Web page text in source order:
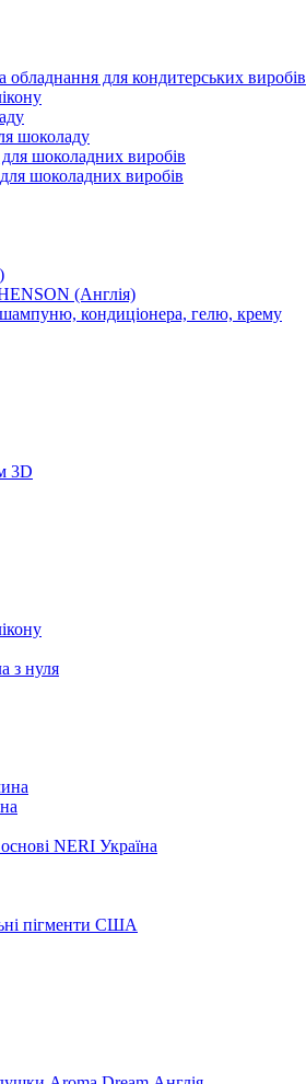
обладнання для кондитерських виробів
шоколаду
шоколадних виробів
шоколадних виробів
(Англія)
кондиціонера, гелю, крему
3D
з нуля
NERI Україна
пігменти США